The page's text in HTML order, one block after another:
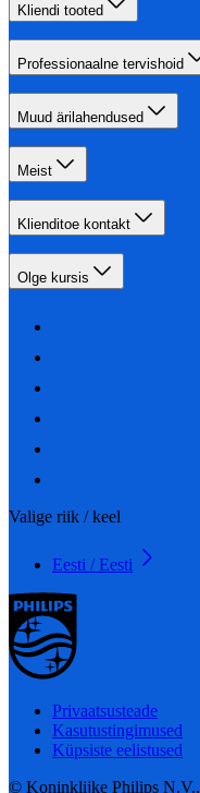
Kliendi tooted
Professionaalne tervishoid
Muud ärilahendused
Meist
Klienditoe kontakt
Olge kursis
Valige riik / keel
Eesti / Eesti
Privaatsusteade
Kasutustingimused
Küpsiste eelistused
© Koninklijke Philips